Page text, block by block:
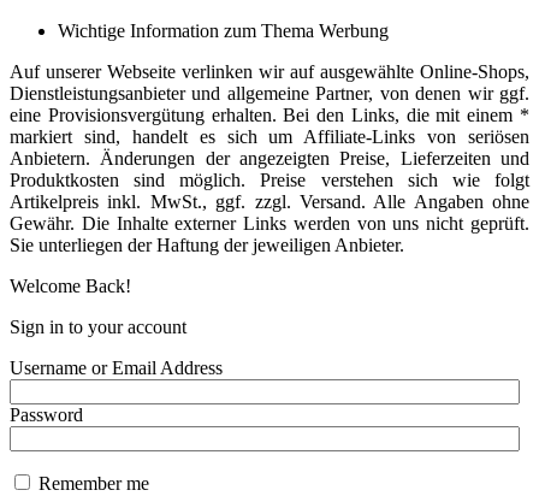
Wichtige Information zum Thema Werbung
Auf unserer Webseite verlinken wir auf ausgewählte Online-Shops,
Dienstleistungsanbieter und allgemeine Partner, von denen wir ggf.
eine Provisionsvergütung erhalten. Bei den Links, die mit einem *
markiert sind, handelt es sich um Affiliate-Links von seriösen
Anbietern. Änderungen der angezeigten Preise, Lieferzeiten und
Produktkosten sind möglich. Preise verstehen sich wie folgt
Artikelpreis inkl. MwSt., ggf. zzgl. Versand. Alle Angaben ohne
Gewähr. Die Inhalte externer Links werden von uns nicht geprüft.
Sie unterliegen der Haftung der jeweiligen Anbieter.
Welcome Back!
Sign in to your account
Username or Email Address
Password
Remember me